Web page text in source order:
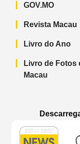
GOV.MO
Revista Macau
Livro do Ano
Livro de Fotos
Macau